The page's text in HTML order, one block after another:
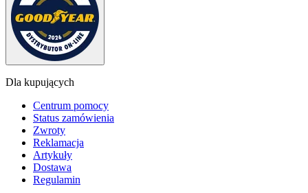
Dla kupujących
Centrum pomocy
Status zamówienia
Zwroty
Reklamacja
Artykuły
Dostawa
Regulamin